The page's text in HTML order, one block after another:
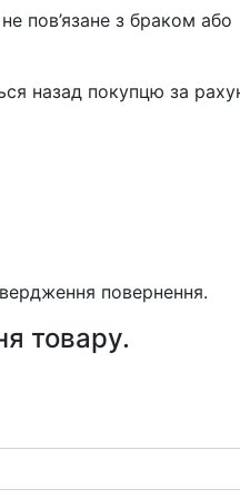
пов’язане з браком або
назад покупцю за
повернення.
товару.